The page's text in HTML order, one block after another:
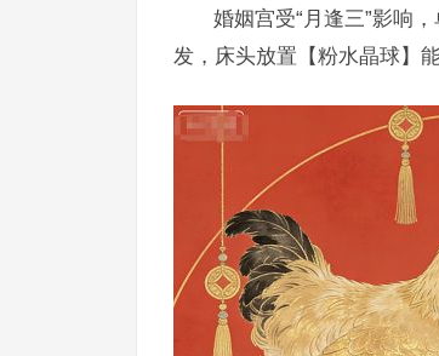
婚姻宫受“月逢三”影响
发，床头放置【粉水晶球】